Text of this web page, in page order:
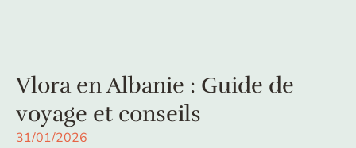
Vlora en Albanie : Guide de
voyage et conseils
31/01/2026